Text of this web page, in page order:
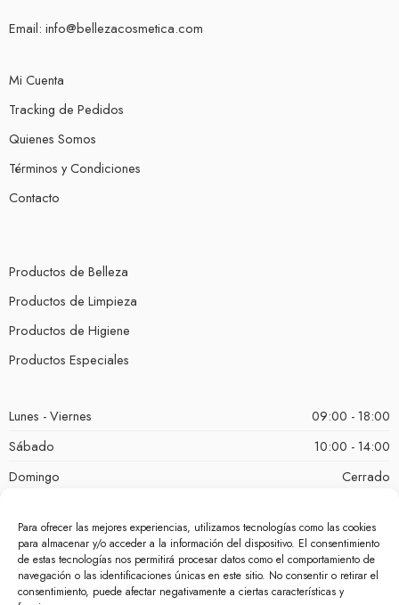
Para ofrecer las mejores experiencias, utilizamos tecnologías como las cookies
para almacenar y/o acceder a la información del dispositivo. El consentimiento
de estas tecnologías nos permitirá procesar datos como el comportamiento de
navegación o las identificaciones únicas en este sitio. No consentir o retirar el
consentimiento, puede afectar negativamente a ciertas características y
Email: info@bellezacosmetica.com
Mi Cuenta
Tracking de Pedidos
Quienes Somos
Términos y Condiciones
Contacto
Productos de Belleza
Productos de Limpieza
Productos de Higiene
Productos Especiales
Lunes - Viernes
09:00 - 18:00
Sábado
10:00 - 14:00
Domingo
Cerrado